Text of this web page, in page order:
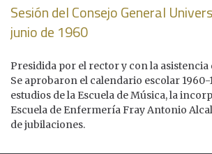
Sesión del Consejo General
junio de 1960
Presidida por el rector y con la asistencia
Se aprobaron el calendario escolar 1960-
estudios de la Escuela de Música, la
Escuela de Enfermería Fray Antonio
de jubilaciones.